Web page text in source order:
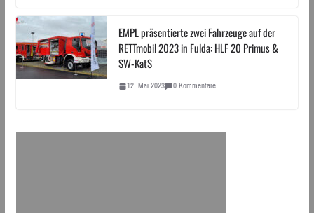
EMPL präsentierte zwei Fahrzeuge auf der
RETTmobil 2023 in Fulda: HLF 20 Primus &
SW-KatS
12. Mai 2023 0 Kommentare